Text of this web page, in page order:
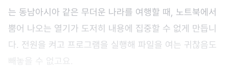
는 동남아시아 같은 무더운 나라를 여행할 때, 노트북에서
뿜어 나오는 열기가 도저히 내용에 집중할 수 없게 만듭니
다. 전원을 켜고 프로그램을 실행해 파일을 여는 귀찮음도
빼놓을 수 없고요.